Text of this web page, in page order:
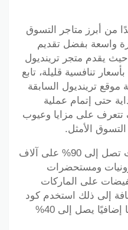
من أبرز متاجر التسوق
واسعة بفضل تقديم
يقدم متجر ترينديول
تنافسية قليلة، تابع
ترينديول السابقة
حتى إتمام عملية
تتعرف على مزايا وعيوب
الأمثل.
يقدّم موقع ترينديول خصومات تصل إلى 90% على آلاف
ومستحضرات
على الماركات
إلى ذلك استخدم كود
خصم ترينديول يمنحك تخفيضًا إضافيًا يصل إلى 40%